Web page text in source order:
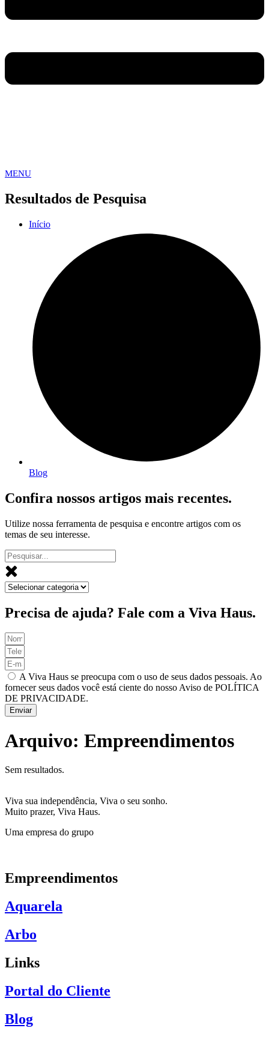
MENU
Resultados de Pesquisa
Início
Blog
Confira nossos artigos mais recentes.
Utilize nossa ferramenta de pesquisa e encontre artigos com os
temas de seu interesse.
Precisa de ajuda? Fale com a Viva Haus.
A Viva Haus se preocupa com o uso de seus dados pessoais. Ao
fornecer seus dados você está ciente do nosso Aviso de POLÍTICA
DE PRIVACIDADE.
Enviar
Arquivo: Empreendimentos
Sem resultados.
Viva sua independência, Viva o seu sonho.
Muito prazer, Viva Haus.
Uma empresa do grupo
Empreendimentos
Aquarela
Arbo
Links
Portal do Cliente
Blog